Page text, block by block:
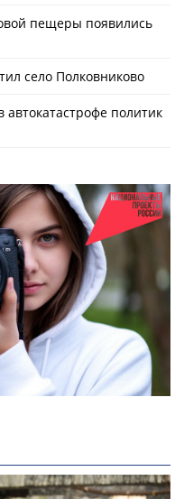
пещеры появились
село Полковниково
автокатастрофе политик